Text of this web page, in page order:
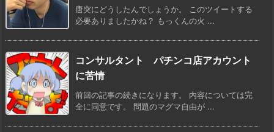
唐突にどうしたんでしょうか。 このツイートする
必要ありましたかね？ もっくんの火 ...
コンサルタント パチンコ店アカウント
に苦情
前回の記事の続きになります。 内容については完
全に同意です。 問題のマグマ自由が ...